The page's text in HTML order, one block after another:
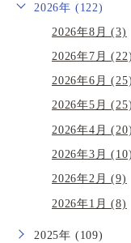
2026年 (122)
2026年8月 (3)
2026年7月 (22)
2026年6月 (25)
2026年5月 (25)
2026年4月 (20)
2026年3月 (10)
2026年2月 (9)
2026年1月 (8)
2025年 (109)